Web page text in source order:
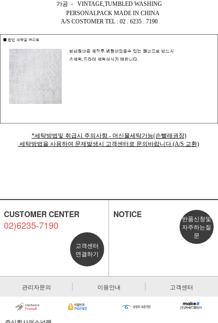
가공 - VINTAGE,TUMBLED WASHING
PERSONALPACK MADE IN CHINA
A/S COSTOMER TEL : 02 . 6235 . 7190
*세탁방법및 취급시 주의사항 - 머신물세탁가능(손빨래권장)
세탁방법을 사용하여 문제발생시 고객센터로 문의바랍니다.(A/S 교환)
CUSTOMER CENTER
02)6235-7190
고객센터
연결하기
NOTICE
반품신청및
자주하는질
문
관리자문의 이용안내 고객센터